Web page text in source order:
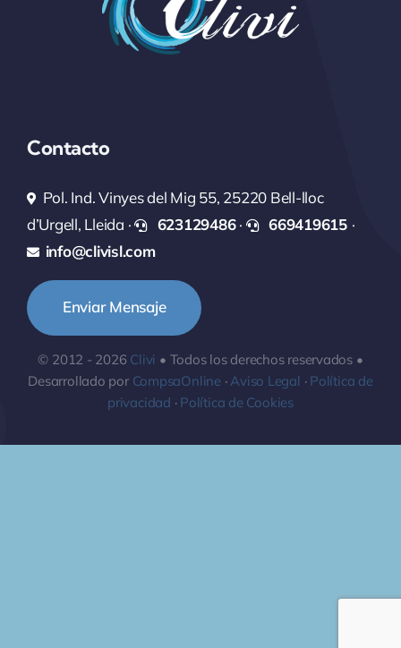
Contacto
Pol. Ind. Vinyes del Mig 55, 25220 Bell-lloc
d’Urgell, Lleida ·
623129486· 669419615 ·
info@clivisl.com
Enviar Mensaje
© 2012 - 2026 Clivi • Todos los derechos reservados •
Desarrollado por CompsaOnline·Aviso Legal · Política de
privacidad · Política de Cookies